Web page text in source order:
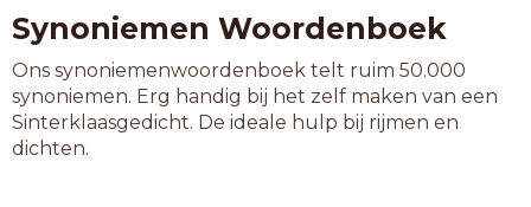
Synoniemen Woordenboek
Ons synoniemenwoordenboek telt ruim 50.000
synoniemen. Erg handig bij het zelf maken van een
Sinterklaasgedicht. De ideale hulp bij rijmen en
dichten.